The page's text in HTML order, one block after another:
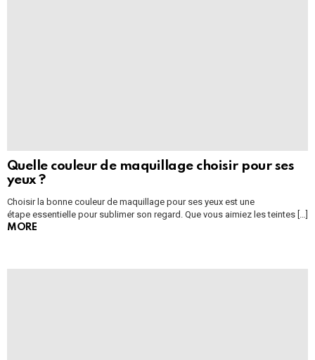
Quelle couleur de maquillage choisir pour ses
yeux ?
Choisir la bonne couleur de maquillage pour ses yeux est une
étape essentielle pour sublimer son regard. Que vous aimiez les teintes […]
MORE